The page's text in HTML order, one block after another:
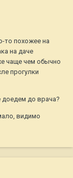
то похожее на
на даче
чаще чем обычно
прогулки
доедем до врача?
видимо